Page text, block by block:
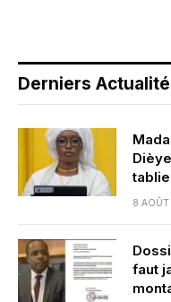
Derniers
8
faut